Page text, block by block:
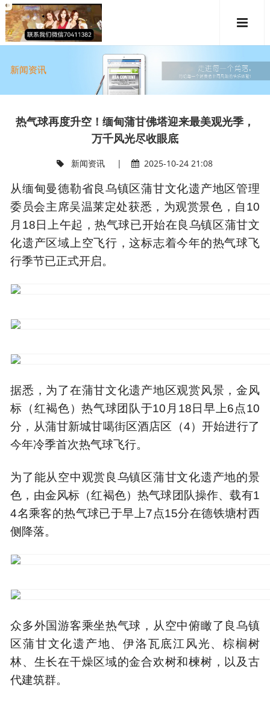
新闻资讯
热气球再度升空！缅甸蒲甘佛塔迎来最美观光季，
万千风光尽收眼底
新闻资讯 | 2025-10-24 21:08
从缅甸曼德勒省良乌镇区蒲甘文化遗产地区管理
委员会主席吴温莱定处获悉，为观赏景色，自10
月18日上午起，热气球已开始在良乌镇区蒲甘文
化遗产区域上空飞行，这标志着今年的热气球飞
行季节已正式开启。
据悉，为了在蒲甘文化遗产地区观赏风景，金风
标（红褐色）热气球团队于10月18日早上6点10
分，从蒲甘新城甘噶街区酒店区（4）开始进行了
今年冷季首次热气球飞行。
为了能从空中观赏良乌镇区蒲甘文化遗产地的景
色，由金风标（红褐色）热气球团队操作、载有1
4名乘客的热气球已于早上7点15分在德铁塘村西
侧降落。
众多外国游客乘坐热气球，从空中俯瞰了良乌镇
区蒲甘文化遗产地、伊洛瓦底江风光、棕榈树
林、生长在干燥区域的金合欢树和楝树，以及古
代建筑群。